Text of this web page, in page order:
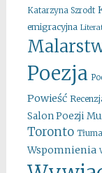
Katarzyna Szrodt
emigracyjna
Poezja
Powieść
Salon Poezji
Toronto
Wspomnienia